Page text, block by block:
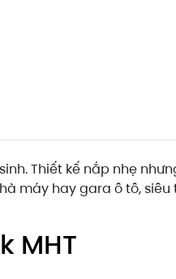
Thiết kế nắp nhẹ
máy hay gara ô tô, siêu
MHT